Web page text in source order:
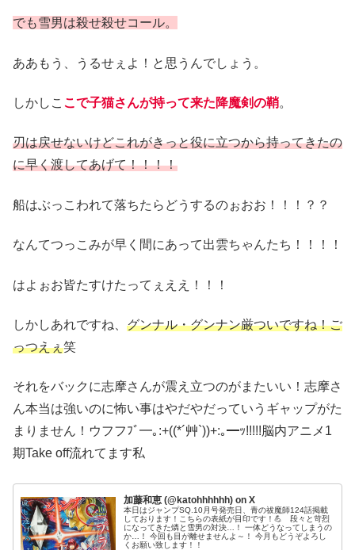
でも雪男は殺せ殺せコール。
ああもう、うるせぇよ！と思うんでしょう。
しかしこ こで子猫さんが持って来た降魔剣の鞘。
刃は戻せないけどこれがきっと役に立つから持ってきたの
に早く渡してあげて！！！！
船はぶっこわれて落ちたらどうするのぉおお！！！？？
なんてつっこみが早く間にあって出雲ちゃんたち！！！！
はよぉお皆たすけたってぇええ！！！
しかしあれですね、 グンナル・グンナン厳ついですね！ご
っつえぇ笑
それをバックに志摩さんが震え立つのがまたいい！志摩さ
ん本当は強いのに怖い事はやだやだっていうギャップがた
まりません！ウフフﾌﾞ━｡:+((*´艸`))+:｡━ｯ!!!!!脳内アニメ1
期Take off流れてます私
加藤和恵 (@katohhhhhh) on X
本日はジャンプSQ.10月号発売日、青の祓魔師124話掲載
しております！こちらの表紙が目印です！💪 段々と苛烈
になってきた燐と雪男の対決…！ 一体どうなってしまうの
か…！ 今回も目が離せませんよ～！ 今月もどうぞよろし
くお願い致します！！